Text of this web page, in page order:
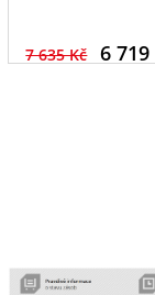
7 635 Kč 6 719